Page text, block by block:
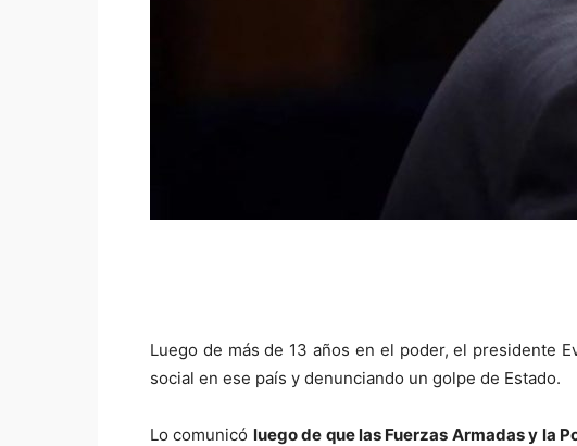
Luego de más de 13 años en el poder, el presidente
social en ese país y denunciando un golpe de Estado.
Lo comunicó luego de que las Fuerzas Armadas y la